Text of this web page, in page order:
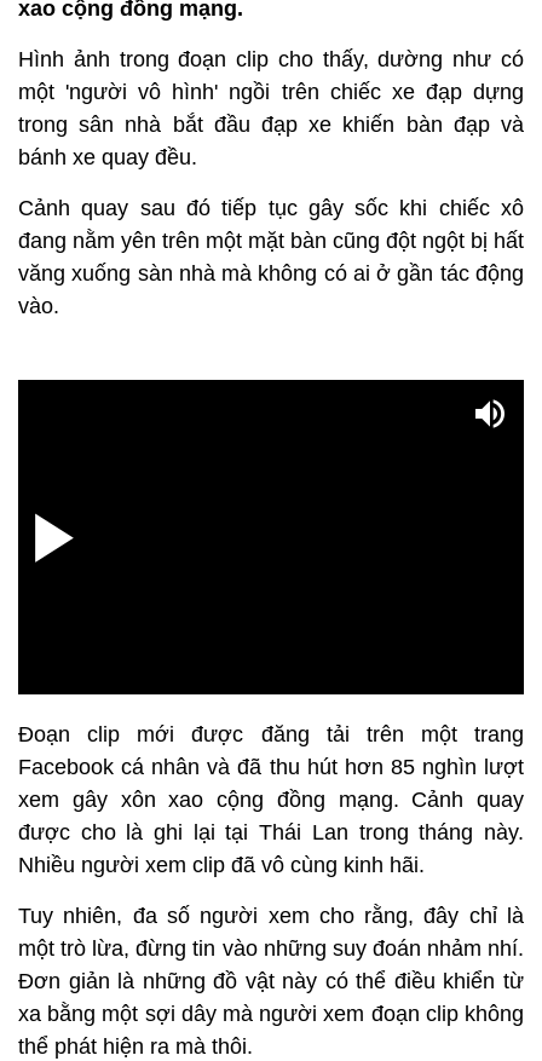
xao cộng đồng mạng.
Hình ảnh trong đoạn clip cho thấy, dường như có
một 'người vô hình' ngồi trên chiếc xe đạp dựng
trong sân nhà bắt đầu đạp xe khiến bàn đạp và
bánh xe quay đều.
Cảnh quay sau đó tiếp tục gây sốc khi chiếc xô
đang nằm yên trên một mặt bàn cũng đột ngột bị hất
văng xuống sàn nhà mà không có ai ở gần tác động
vào.
Đoạn clip mới được đăng tải trên một trang
Facebook cá nhân và đã thu hút hơn 85 nghìn lượt
xem gây xôn xao cộng đồng mạng. Cảnh quay
được cho là ghi lại tại Thái Lan trong tháng này.
Nhiều người xem clip đã vô cùng kinh hãi.
Tuy nhiên, đa số người xem cho rằng, đây chỉ là
một trò lừa, đừng tin vào những suy đoán nhảm nhí.
Đơn giản là những đồ vật này có thể điều khiển từ
xa bằng một sợi dây mà người xem đoạn clip không
thể phát hiện ra mà thôi.